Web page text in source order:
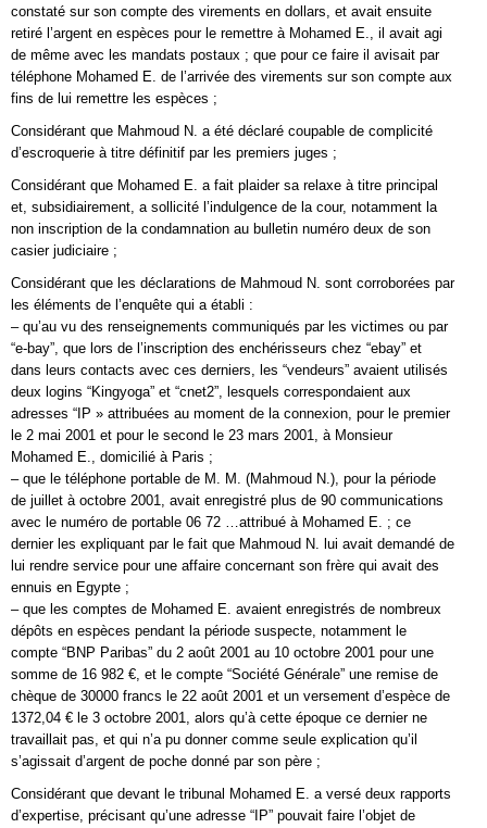
constaté sur son compte des virements en dollars, et avait ensuite
retiré l’argent en espèces pour le remettre à Mohamed E., il avait agi
de même avec les mandats postaux ; que pour ce faire il avisait par
téléphone Mohamed E. de l’arrivée des virements sur son compte aux
fins de lui remettre les espèces ;
Considérant que Mahmoud N. a été déclaré coupable de complicité
d’escroquerie à titre définitif par les premiers juges ;
Considérant que Mohamed E. a fait plaider sa relaxe à titre principal
et, subsidiairement, a sollicité l’indulgence de la cour, notamment la
non inscription de la condamnation au bulletin numéro deux de son
casier judiciaire ;
Considérant que les déclarations de Mahmoud N. sont corroborées par
les éléments de l’enquête qui a établi :
– qu’au vu des renseignements communiqués par les victimes ou par
“e-bay”, que lors de l’inscription des enchérisseurs chez “ebay” et
dans leurs contacts avec ces derniers, les “vendeurs” avaient utilisés
deux logins “Kingyoga” et “cnet2”, lesquels correspondaient aux
adresses “IP » attribuées au moment de la connexion, pour le premier
le 2 mai 2001 et pour le second le 23 mars 2001, à Monsieur
Mohamed E., domicilié à Paris ;
– que le téléphone portable de M. M. (Mahmoud N.), pour la période
de juillet à octobre 2001, avait enregistré plus de 90 communications
avec le numéro de portable 06 72 …attribué à Mohamed E. ; ce
dernier les expliquant par le fait que Mahmoud N. lui avait demandé de
lui rendre service pour une affaire concernant son frère qui avait des
ennuis en Egypte ;
– que les comptes de Mohamed E. avaient enregistrés de nombreux
dépôts en espèces pendant la période suspecte, notamment le
compte “BNP Paribas” du 2 août 2001 au 10 octobre 2001 pour une
somme de 16 982 €, et le compte “Société Générale” une remise de
chèque de 30000 francs le 22 août 2001 et un versement d’espèce de
1372,04 € le 3 octobre 2001, alors qu’à cette époque ce dernier ne
travaillait pas, et qui n’a pu donner comme seule explication qu’il
s’agissait d’argent de poche donné par son père ;
Considérant que devant le tribunal Mohamed E. a versé deux rapports
d’expertise, précisant qu’une adresse “IP” pouvait faire l’objet de